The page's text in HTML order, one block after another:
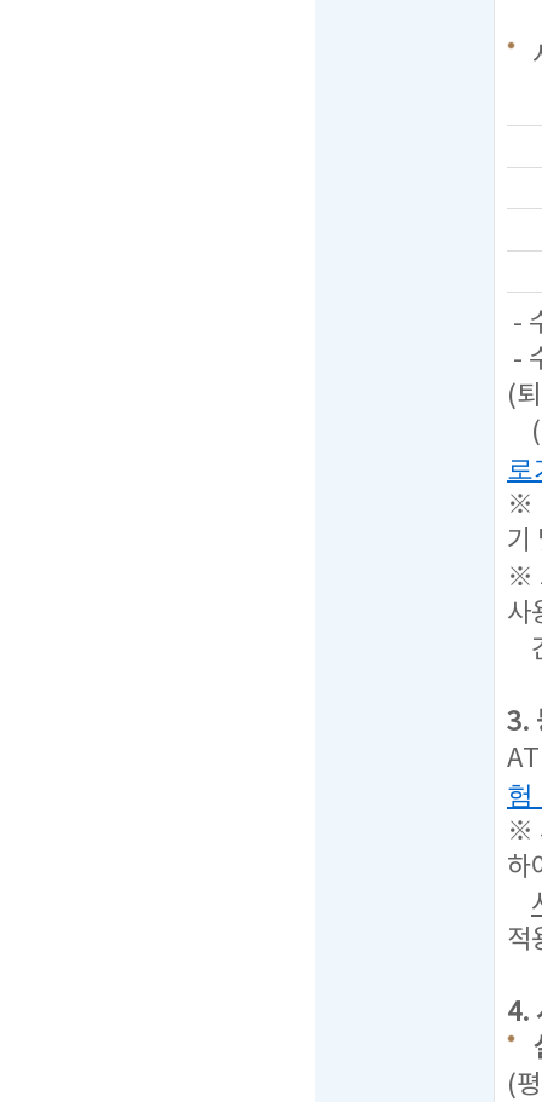
-
-
(
(
로
※
기
※
사
3.
험
※
하
적
4.
(